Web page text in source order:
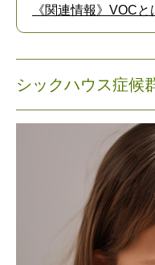
《関連情報》VOC
シックハウス症候